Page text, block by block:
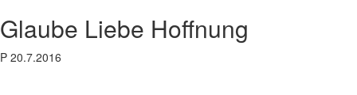
Glaube Liebe Hoffnung
P 20.7.2016